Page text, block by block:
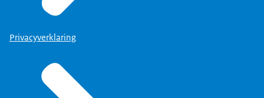
Privacyverklaring